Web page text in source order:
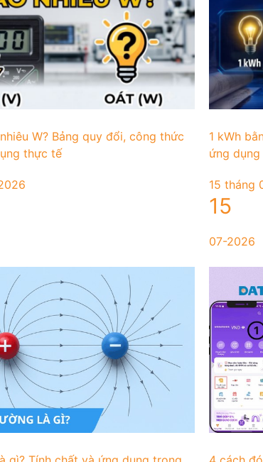
W? Bảng quy đổi, công thức
thực tế
1 kWh
ứng
15 tháng
15
07-2026